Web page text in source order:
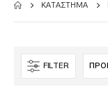
ΚΑΤΆΣΤΗΜΑ
FILTER